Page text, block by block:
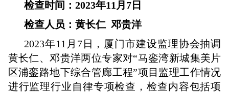
检查时间：2023年11月7日
检查人员：黄长仁 邓贵洋
2023年11月7日，厦门市建设监理协会抽调
黄长仁、邓贵洋两位专家对“马銮湾新城集美片
区浦銮路地下综合管廊工程”项目监理工作情况
进行监理行业自律专项检查，检查内容包括项